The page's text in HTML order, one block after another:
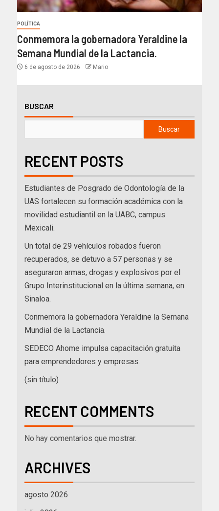
POLÍTICA
Conmemora la gobernadora Yeraldine la
Semana Mundial de la Lactancia.
6 de agosto de 2026 Mario
BUSCAR
Buscar
RECENT POSTS
Estudiantes de Posgrado de Odontología de la
UAS fortalecen su formación académica con la
movilidad estudiantil en la UABC, campus
Mexicali.
Un total de 29 vehículos robados fueron
recuperados, se detuvo a 57 personas y se
aseguraron armas, drogas y explosivos por el
Grupo Interinstitucional en la última semana, en
Sinaloa.
Conmemora la gobernadora Yeraldine la Semana
Mundial de la Lactancia.
SEDECO Ahome impulsa capacitación gratuita
para emprendedores y empresas.
(sin título)
RECENT COMMENTS
No hay comentarios que mostrar.
ARCHIVES
agosto 2026